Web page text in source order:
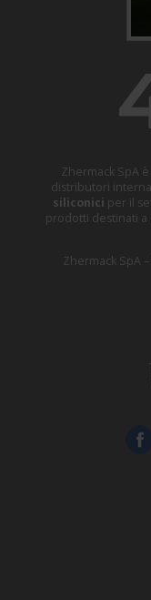
Zhermack SpA
distributori
siliconici per il
prodotti destinati
Zhermack SpA